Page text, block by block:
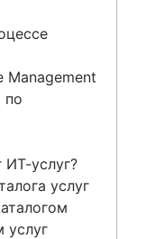
каталога ИТ-
ITSM-
ИТ-услуг
ИТ
Management
по
ИТ-услуг?
услуг
услуг